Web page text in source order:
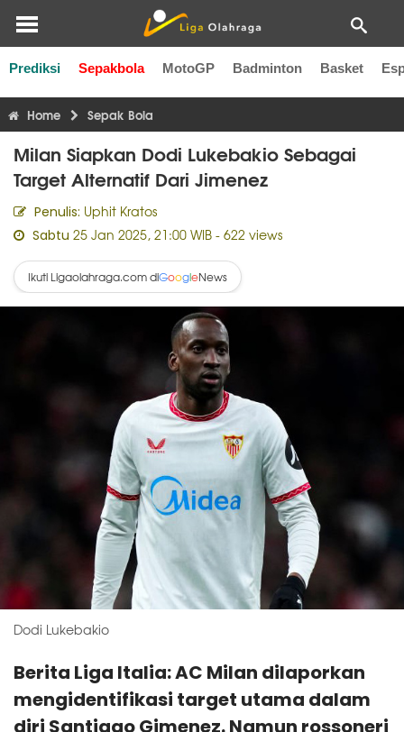
Prediksi Sepakbola MotoGP Badminton Basket
Liga Inggris Liga Italia Liga Spanyol Liga Perancis
Home Sepak Bola
Milan Siapkan Dodi Lukebakio Sebagai
Target Alternatif Dari Jimenez
Penulis: Uphit Kratos
Sabtu 25 Jan 2025, 21:00 WIB - 622 views
Ikuti Ligaolahraga.com diGoogleNews
Dodi Lukebakio
Berita Liga Italia: AC Milan dilaporkan
mengidentifikasi target utama dalam
diri Santiago Gimenez. Namun rossoneri